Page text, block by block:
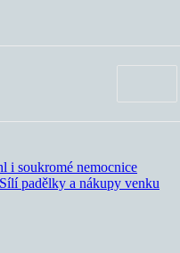
i soukromé nemocnice
padělky a nákupy venku